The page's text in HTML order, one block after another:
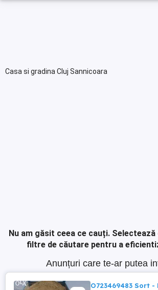
Casa si gradina Cluj Sannicoara
Nu am găsit ceea ce cauți.
filtre de căutare pentru a
Anunțuri care te-ar putea
O723469483 Sort